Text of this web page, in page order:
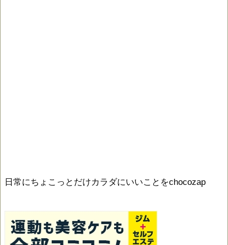
日常にちょこっとだけカラダにいいことをchocozap